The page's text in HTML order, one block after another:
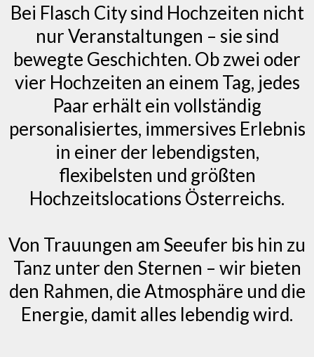
Bei Flasch City sind Hochzeiten nicht
nur Veranstaltungen – sie sind
bewegte Geschichten. Ob zwei oder
vier Hochzeiten an einem Tag, jedes
Paar erhält ein vollständig
personalisiertes, immersives Erlebnis
in einer der lebendigsten,
flexibelsten und größten
Hochzeitslocations Österreichs.
Von Trauungen am Seeufer bis hin zu
Tanz unter den Sternen – wir bieten
den Rahmen, die Atmosphäre und die
Energie, damit alles lebendig wird.